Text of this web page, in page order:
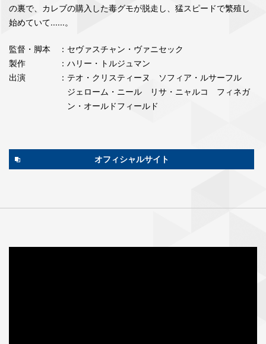
の裏で、カレブの購入した毒グモが脱走し、猛スピードで繁殖し
始めていて......。
監督・脚本
：セヴァスチャン・ヴァニセック
製作
：ハリー・トルジュマン
出演
：テオ・クリスティーヌ ソフィア・ルサーフル
ジェローム・ニール リサ・ニャルコ フィネガ
ン・オールドフィールド
オフィシャルサイト